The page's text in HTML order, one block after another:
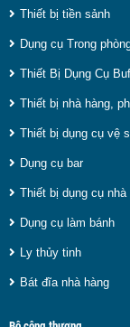
Thiết bị tiền sảnh
Dụng cụ Trong
Thiết Bị Dụng Cụ
Thiết bị nhà hàng,
Thiết bị dụng cụ vệ
Dụng cụ bar
Thiết bị dụng cụ nhà
Dụng cụ làm bánh
Ly thủy tinh
Bát đĩa nhà hàng